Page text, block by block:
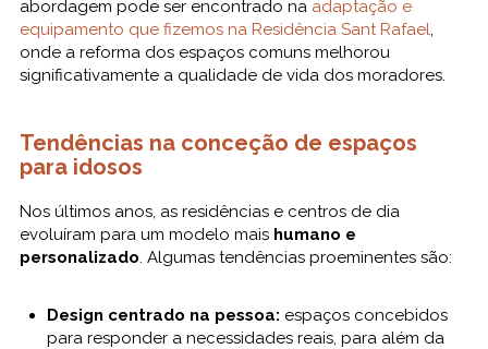
abordagem pode ser encontrado na adaptação e
equipamento que fizemos na Residência Sant Rafael,
onde a reforma dos espaços comuns melhorou
significativamente a qualidade de vida dos moradores.
Tendências na conceção de espaços
para idosos
Nos últimos anos, as residências e centros de dia
evoluíram para um modelo mais humano e
personalizado. Algumas tendências proeminentes são:
Design centrado na pessoa: espaços concebidos
para responder a necessidades reais, para além da